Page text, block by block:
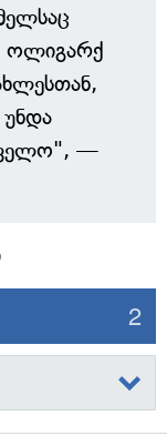
ოლიგარქ
—
2